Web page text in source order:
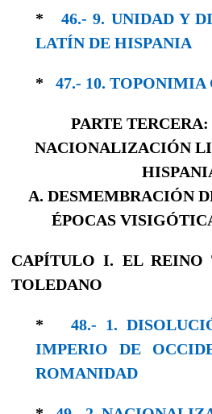
* 46.- 9. UNIDAD Y
LA­TÍN DE HISPANIA
* 47.- 10. TOPONIMIA
PARTE
NACIONALIZACIÓN
A. DESMEMBRACIÓN
ÉPOCAS
CAPÍTULO I. EL REINO
TOLEDANO
* 48.- 1.
IMPERIO DE
ROMANIDAD